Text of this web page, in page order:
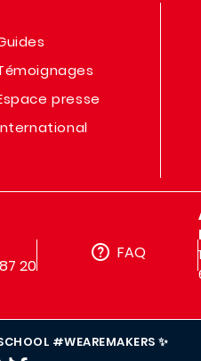
presse
20
FAQ
#WEAREMAKERS ✨